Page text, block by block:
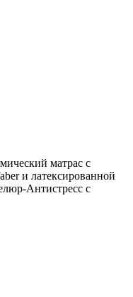
матрас с
и латексированной
Антистресс с